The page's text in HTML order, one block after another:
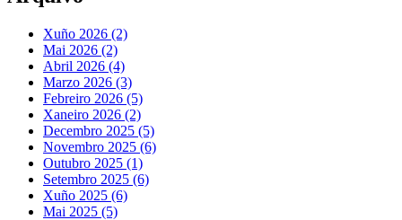
Xuño 2026 (2)
Mai 2026 (2)
Abril 2026 (4)
Marzo 2026 (3)
Febreiro 2026 (5)
Xaneiro 2026 (2)
Decembro 2025 (5)
Novembro 2025 (6)
Outubro 2025 (1)
Setembro 2025 (6)
Xuño 2025 (6)
Mai 2025 (5)